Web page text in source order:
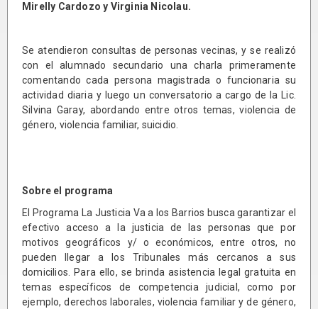
Mirelly Cardozo y Virginia Nicolau.
Se atendieron consultas de personas vecinas, y se realizó
con el alumnado secundario una charla primeramente
comentando cada persona magistrada o funcionaria su
actividad diaria y luego un conversatorio a cargo de la Lic.
Silvina Garay, abordando entre otros temas, violencia de
género, violencia familiar, suicidio.
Sobre el programa
El Programa La Justicia Va a los Barrios busca garantizar el
efectivo acceso a la justicia de las personas que por
motivos geográficos y/ o económicos, entre otros, no
pueden llegar a los Tribunales más cercanos a sus
domicilios. Para ello, se brinda asistencia legal gratuita en
temas específicos de competencia judicial, como por
ejemplo, derechos laborales, violencia familiar y de género,